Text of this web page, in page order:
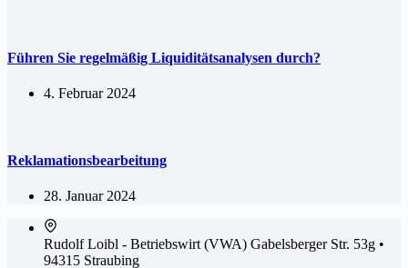
Führen Sie regelmäßig Liquiditätsanalysen durch?
4. Februar 2024
Reklamationsbearbeitung
28. Januar 2024
Rudolf Loibl - Betriebswirt (VWA) Gabelsberger Str. 53g •
94315 Straubing